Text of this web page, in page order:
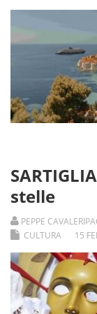
stelle
PEPPE CAVALERI
CULTURA
15